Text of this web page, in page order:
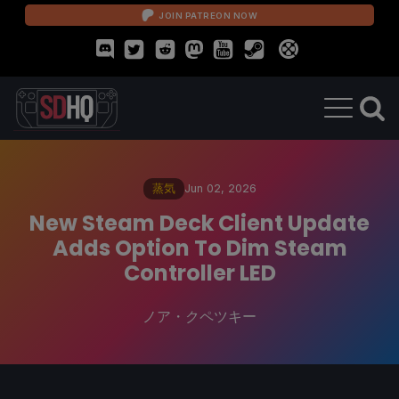
JOIN PATREON NOW
蒸気 Jun 02, 2026
New Steam Deck Client Update
Adds Option To Dim Steam
Controller LED
ノア・クペツキー